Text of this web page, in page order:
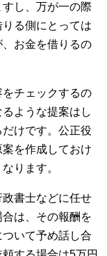
し、万が一の際
る側にとっては
お金を借りるの
チェックするの
ような提案はし
けです。公正役
を作成しておけ
ります。
書士などに任せ
は、その報酬を
いて予め話し合